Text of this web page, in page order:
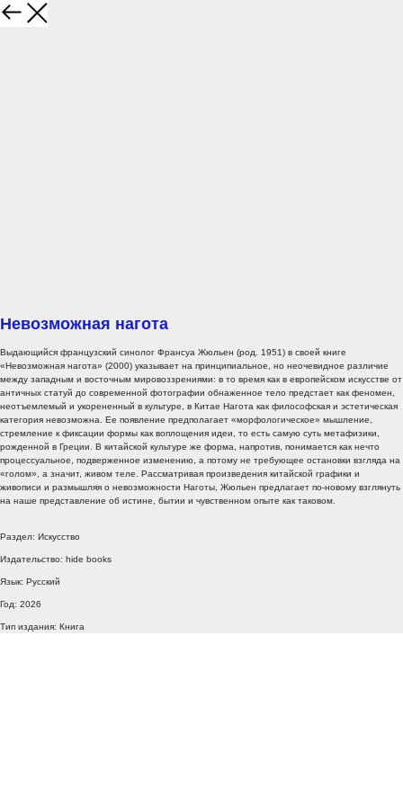
Невозможная нагота
Выдающийся французский синолог Франсуа Жюльен (род. 1951) в своей книге
«Невозможная нагота» (2000) указывает на принципиальное, но неочевидное различие
между западным и восточным мировоззрениями: в то время как в европейском искусстве от
античных статуй до современной фотографии обнаженное тело предстает как феномен,
неотъемлемый и укорененный в культуре, в Китае Нагота как философская и эстетическая
категория невозможна. Ее появление предполагает «морфологическое» мышление,
стремление к фиксации формы как воплощения идеи, то есть самую суть метафизики,
рожденной в Греции. В китайской культуре же форма, напротив, понимается как нечто
процессуальное, подверженное изменению, а потому не требующее остановки взгляда на
«голом», а значит, живом теле. Рассматривая произведения китайской графики и
живописи и размышляя о невозможности Наготы, Жюльен предлагает по-новому взглянуть
на наше представление об истине, бытии и чувственном опыте как таковом.
Раздел: Искусство
Издательство: hide books
Язык: Русский
Год: 2026
Тип издания: Книга